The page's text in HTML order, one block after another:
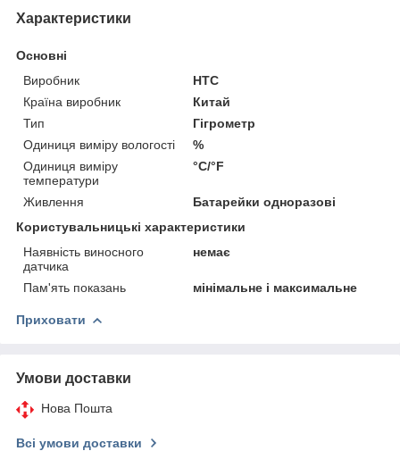
Характеристики
Основні
Виробник
HTC
Країна виробник
Китай
Тип
Гігрометр
Одиниця виміру вологості
%
Одиниця виміру
температури
°С/°F
Живлення
Батарейки одноразові
Користувальницькі характеристики
Наявність виносного
датчика
немає
Пам'ять показань мінімальне і максимальне
Приховати
Умови доставки
Нова Пошта
Всі умови доставки